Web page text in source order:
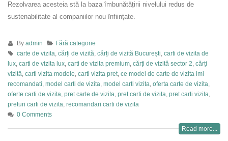
Rezolvarea acesteia stă la baza îmbunătățirii nivelului redus de
sustenabilitate al companiilor nou înființate.
By admin
Fără categorie
carte de vizita cărți de vizită cărți de vizită București carti de vizita de
lux carti de vizita lux carti de vizita premium cărți de vizită sector 2 cărți
vizită carti vizita modele carti vizita pret ce model de carte de vizita imi
recomandati model carti de vizita model carti vizita oferta carte de vizita
oferte carti de vizita pret carte de vizita pret carti de vizita pret carti vizita
preturi carti de vizita recomandari carti de vizita
0 Comments
Read more...